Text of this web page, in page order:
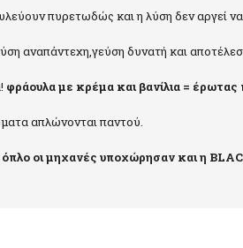
πυρετωδώς και η λύση δεν αργεί να
αναπάντεχη,γεύση δυνατή και
φράουλα με κρέμα και βανίλια = έρωτας
απλώνονται παντού.
οι μηχανές υποχώρησαν και η